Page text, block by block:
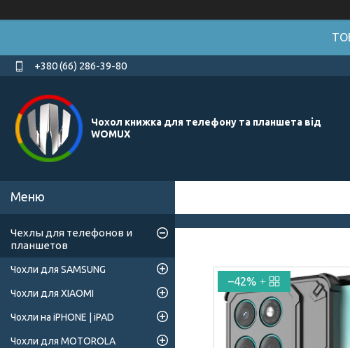
+380 (66) 286-39-80
Чохол книжка для телефону та планшета від
WOMUX
–42%
Чехлы для телефонов и
планшетов
Чохли для SAMSUNG
Чохли для XIAOMI
Чохли на iPHONE | iPAD
Чохли для MOTOROLA